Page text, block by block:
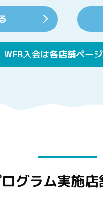
WEB入会は各店舗ペー
グラム実施店